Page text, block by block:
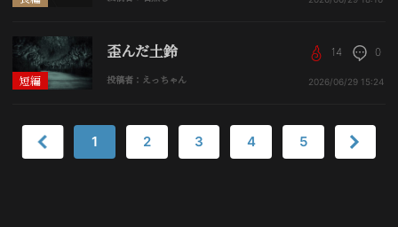
短編
歪んだ土鈴
投稿者：えっちゃん
14 0
2026/06/29 15:24
1 2 3 4 5